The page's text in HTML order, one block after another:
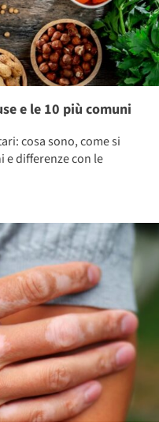
e le 10 più comuni
cosa sono, come si
e differenze con le